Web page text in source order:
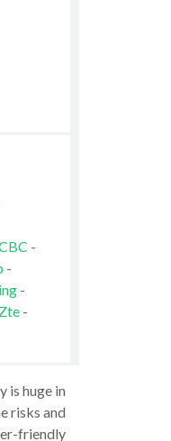
-
-
-
Zte-
is huge in
risks and
friendly